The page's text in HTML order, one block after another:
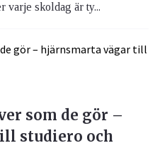
varje skoldag är ty...
som de gör –
studiero och